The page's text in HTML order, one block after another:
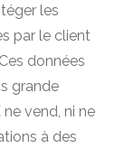
les
par le client
données
grande
ne vend, ni ne
à des